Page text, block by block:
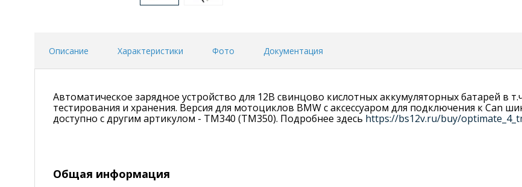
Описание Характеристики Фото Документация
Автоматическое зарядное устройство для 12В свинцово кислотных аккумуляторных батарей в
тестирования и хранения. Версия для мотоциклов BMW с аксессуаром для подключения к Can
доступно с другим артикулом - TM340 (TM350). Подробнее здесь https://bs12v.ru/buy/
Общая информация